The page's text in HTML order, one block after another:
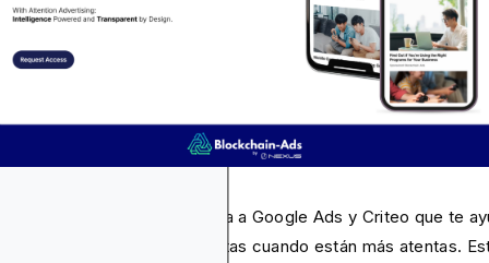
Ads es una alternativa a Google Ads y Criteo que te
a las personas correctas cuando están más atentas.